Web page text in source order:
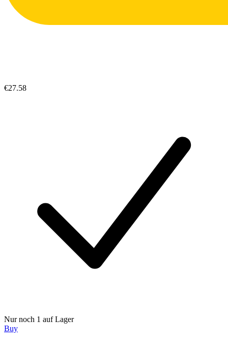
€27.58
Nur noch 1 auf Lager
Buy